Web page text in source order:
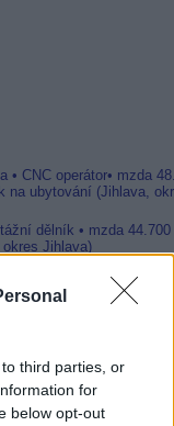
third parties, or
for
below opt-out
• CNC operátor• mzda
na ubytování (Jihlava,
dělník • mzda 44.700
Jihlava)
(Jihlava, okres
• střídač • mzda 48.400
okres Jihlava)